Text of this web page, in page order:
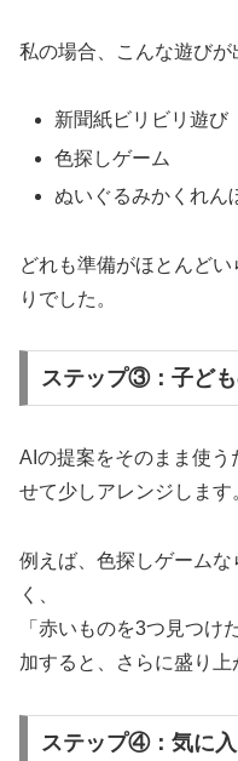
私の場合、こんな遊びが
新聞紙ビリビリ遊び
色探しゲーム
ぬいぐるみかくれん
どれも準備がほとんど
りでした。
ステップ③：子ど
AIの提案をそのまま使
せて少しアレンジします
例えば、色探しゲーム
く、
「赤いものを3つ見つけ
加すると、さらに盛り上
ステップ④：気に